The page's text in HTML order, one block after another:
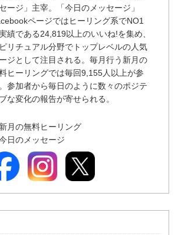
ージ」主宰。「今日のメッセージ」
ページではヒーリング系でNO1
績である24,819以上のいいね!を集め、
リチュアル分野でトップレベルの人気
ジとして注目される。毎月行う新月の
ヒーリングでは毎回9,155人以上が参
参加者から毎日のように数々のポジテ
な変化の報告が寄せられる。
新月の無料ヒーリング
日のメッセージ